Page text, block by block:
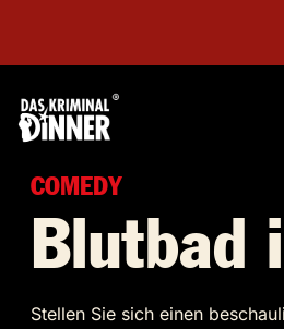
COMEDY
Blutbad
Stellen Sie sich einen